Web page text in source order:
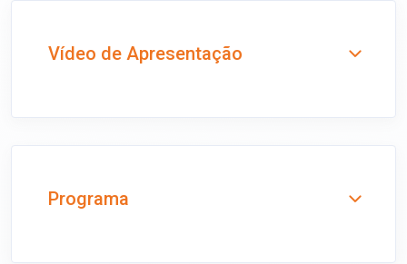
Vídeo de Apresentação
Programa